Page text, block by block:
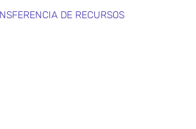
DE RECURSOS